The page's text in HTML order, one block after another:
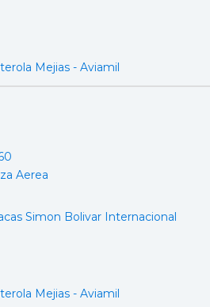
Mejias - Aviamil
Aerea
Simon Bolivar Internacional
Mejias - Aviamil